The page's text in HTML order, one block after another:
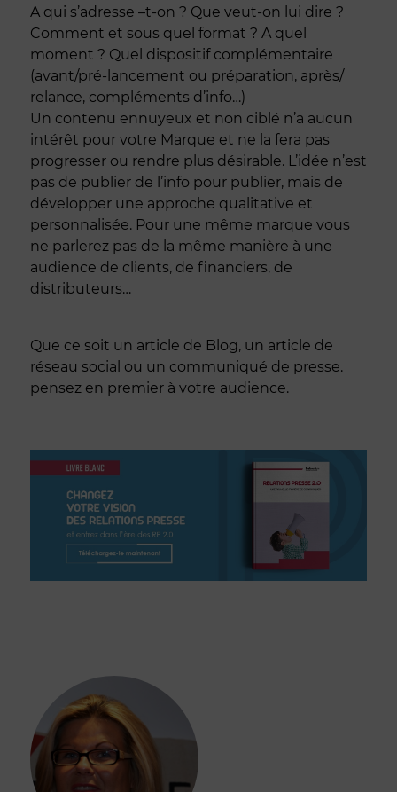
A qui s’adresse –t-on ? Que veut-on lui dire ?
Comment et sous quel format ? A quel
moment ? Quel dispositif complémentaire
(avant/pré-lancement ou préparation, après/
relance, compléments d’info…)
Un contenu ennuyeux et non ciblé n’a aucun
intérêt pour votre Marque et ne la fera pas
progresser ou rendre plus désirable. L’idée n’est
pas de publier de l’info pour publier, mais de
développer une approche qualitative et
personnalisée. Pour une même marque vous
ne parlerez pas de la même manière à une
audience de clients, de financiers, de
distributeurs…
Que ce soit un article de Blog, un article de
réseau social ou un communiqué de presse.
pensez en premier à votre audience.